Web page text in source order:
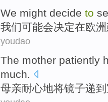
We might decide to
我们可能会决定在欧洲
youdao
The mother patiently
much.
母亲耐心地将镜子递到